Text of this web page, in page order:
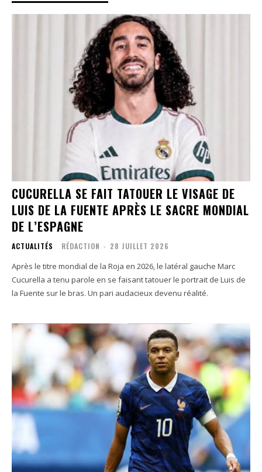
CUCURELLA SE FAIT TATOUER LE VISAGE DE
LUIS DE LA FUENTE APRÈS LE SACRE MONDIAL
DE L’ESPAGNE
ACTUALITÉS RÉDACTION - 28 JUILLET 2026
Après le titre mondial de la Roja en 2026, le latéral gauche Marc
Cucurella a tenu parole en se faisant tatouer le portrait de Luis de
la Fuente sur le bras. Un pari audacieux devenu réalité.